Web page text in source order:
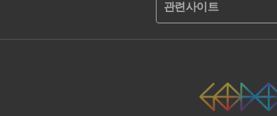
관련사이트